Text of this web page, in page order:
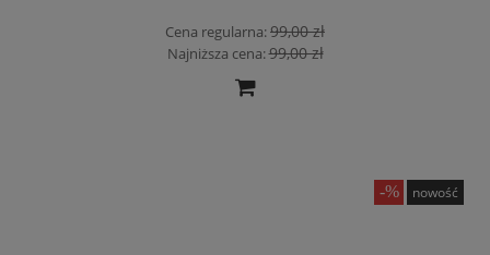
Cena regularna:99,00 zł
Najniższa cena:99,00 zł
nowość